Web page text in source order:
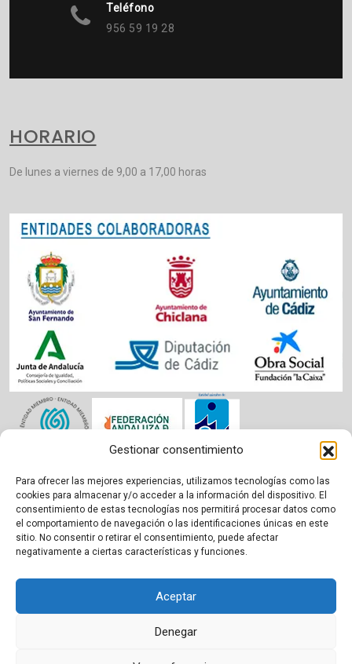
Gestionar consentimiento
Para ofrecer las mejores experiencias, utilizamos tecnologías como las
cookies para almacenar y/o acceder a la información del dispositivo. El
consentimiento de estas tecnologías nos permitirá procesar datos como
el comportamiento de navegación o las identificaciones únicas en este
sitio. No consentir o retirar el consentimiento, puede afectar
negativamente a ciertas características y funciones.
Aceptar
Denegar
Teléfono
956 59 19 28
HORARIO
De lunes a viernes de 9,00 a 17,00 horas
Aviso legal|Política de cookies|Privacidad